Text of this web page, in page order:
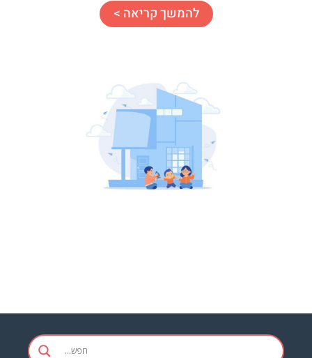
להמשך קריאה >